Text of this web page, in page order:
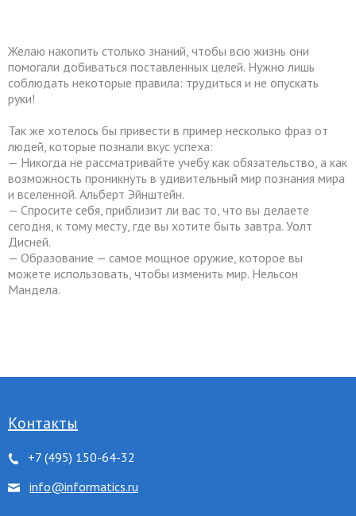
Желаю накопить столько знаний, чтобы всю жизнь они
помогали добиваться поставленных целей. Нужно лишь
соблюдать некоторые правила: трудиться и не опускать
руки!
Так же хотелось бы привести в пример несколько фраз от
людей, которые познали вкус успеха:
— Никогда не рассматривайте учебу как обязательство, а как
возможность проникнуть в удивительный мир познания мира
и вселенной. Альберт Эйнштейн.
— Спросите себя, приблизит ли вас то, что вы делаете
сегодня, к тому месту, где вы хотите быть завтра. Уолт
Дисней.
— Образование — самое мощное оружие, которое вы
можете использовать, чтобы изменить мир. Нельсон
Мандела.
Контакты
+7 (495) 150-64-32
info@informatics.ru
размер текста
размер текста
межбуквенное
цвета